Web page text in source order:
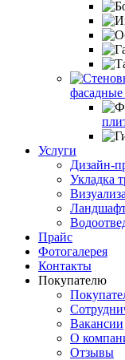
Услуги
Дизайн-
Укладка
Прайс
Фотогалерея
Контакты
Покупателю
Вакансии
О
Отзывы